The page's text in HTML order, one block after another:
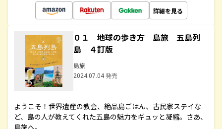
詳細を見る
０１ 地球の歩き方 島旅 五島列
島 ４訂版
島旅
2024.07.04 発売
ようこそ！世界遺産の教会、絶品島ごはん、古民家ステイな
ど、島の人が教えてくれた五島の魅力をギュッと凝縮。さあ、
島旅へ。